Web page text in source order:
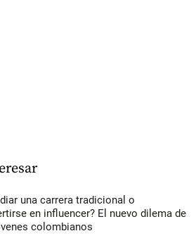
una carrera tradicional o
en influencer? El nuevo dilema de
colombianos